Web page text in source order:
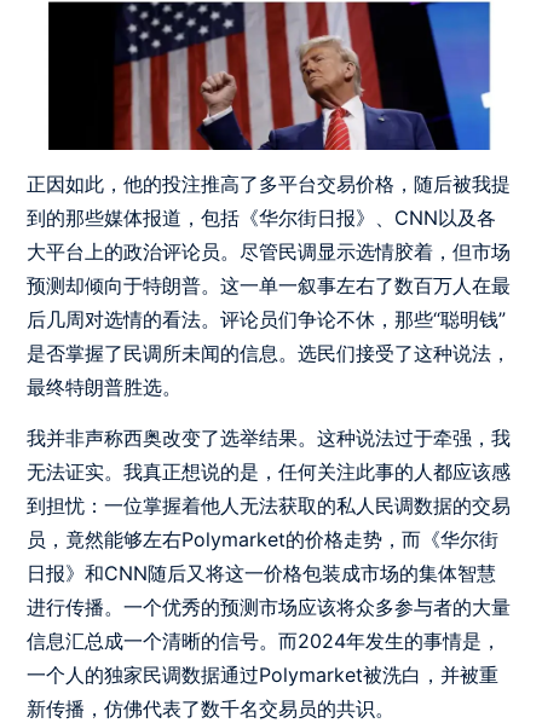
正因如此，他的投注推高了多平台交易价格，随后被我提
到的那些媒体报道，包括《华尔街日报》、CNN以及各
大平台上的政治评论员。尽管民调显示选情胶着，但市场
预测却倾向于特朗普。这一单一叙事左右了数百万人在最
后几周对选情的看法。评论员们争论不休，那些“聪明钱”
是否掌握了民调所未闻的信息。选民们接受了这种说法，
最终特朗普胜选。
我并非声称西奥改变了选举结果。这种说法过于牵强，我
无法证实。我真正想说的是，任何关注此事的人都应该感
到担忧：一位掌握着他人无法获取的私人民调数据的交易
员，竟然能够左右Polymarket的价格走势，而《华尔街
日报》和CNN随后又将这一价格包装成市场的集体智慧
进行传播。一个优秀的预测市场应该将众多参与者的大量
信息汇总成一个清晰的信号。而2024年发生的事情是，
一个人的独家民调数据通过Polymarket被洗白，并被重
新传播，仿佛代表了数千名交易员的共识。